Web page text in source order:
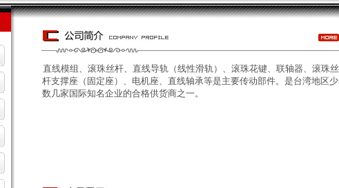
直线模组、滚珠丝杆、直线导轨（线性滑轨）、滚珠花键、联轴器、滚珠丝
杆支撑座（固定座）、电机座、直线轴承等是主要传动部件。是台湾地区少
数几家国际知名企业的合格供货商之一。